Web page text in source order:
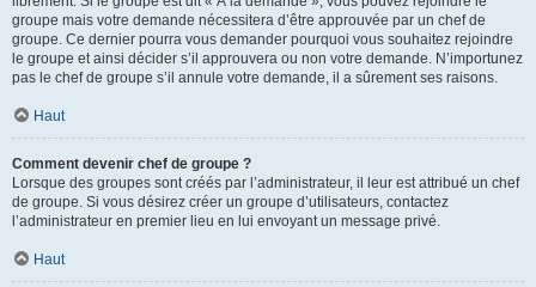
groupe mais votre demande nécessitera d’être approuvée par un chef de
groupe. Ce dernier pourra vous demander pourquoi vous souhaitez rejoindre
le groupe et ainsi décider s’il approuvera ou non votre demande. N’importunez
pas le chef de groupe s’il annule votre demande, il a sûrement ses raisons.
Haut
Comment devenir chef de groupe ?
Lorsque des groupes sont créés par l’administrateur, il leur est attribué un chef
de groupe. Si vous désirez créer un groupe d’utilisateurs, contactez
l’administrateur en premier lieu en lui envoyant un message privé.
Haut